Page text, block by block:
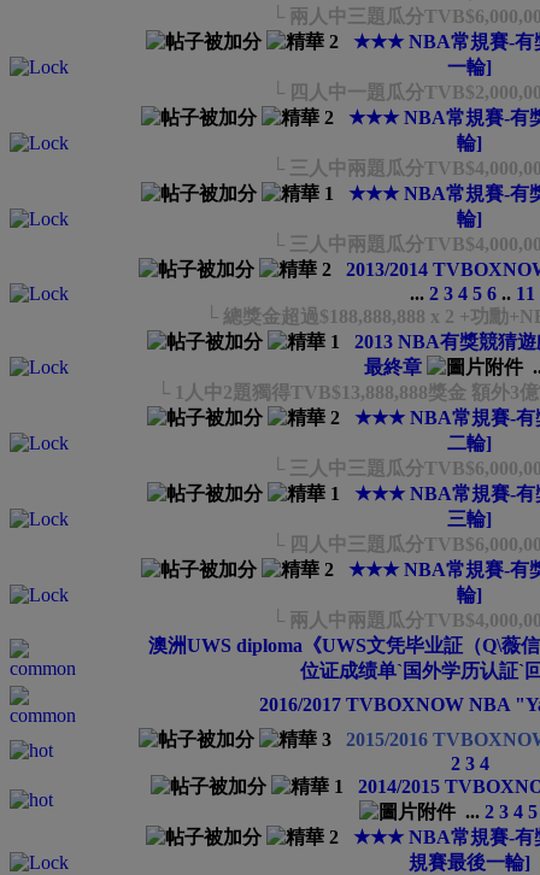
└ 兩人中三題瓜分
★★★ NBA常規賽-有
一輪]
└ 四人中一題瓜分
★★★ NBA常規賽-有
輪]
└ 三人中兩題瓜分
★★★ NBA常規賽-有
輪]
└ 三人中兩題瓜分
2013/2014
... 2 3 4 5 6.. 11
└ 總獎金超過$188,888,888 x 2 +功勳
2013 NBA有獎競猜
最終章
└ 1人中2題獨得TVB$13,888,888獎金 額外3
★★★ NBA常規賽-有
二輪]
└ 三人中三題瓜分
★★★ NBA常規賽-有
三輪]
└ 四人中三題瓜分
★★★ NBA常規賽-有
輪]
└ 兩人中兩題瓜分
澳洲UWS diploma《UWS文凭毕业証（Q\薇
位证成绩单`国外学历认証`
2016/2017 TVBOXNOW NBA
2015/2016
2 3 4
2014/2015
... 2 3 4 5
★★★ NBA常規賽-有
規賽最後一輪]